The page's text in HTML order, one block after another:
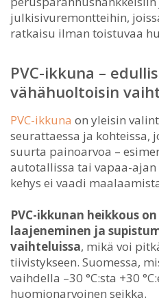
julkisivuremontteihin,
ratkaisu ilman toistuvaa
PVC-ikkuna –
vähähuoltoisin
PVC-ikkuna on yleisin
seurattaessa ja kohteissa,
suurta painoarvoa –
autotallissa tai vapaa-ajan
kehys ei vaadi
PVC-ikkunan heikkous
laajeneminen ja
vaihteluissa, mikä voi
tiivistykseen. Suomessa,
vaihdella –30 °C:sta +30
huomionarvoinen seikka.